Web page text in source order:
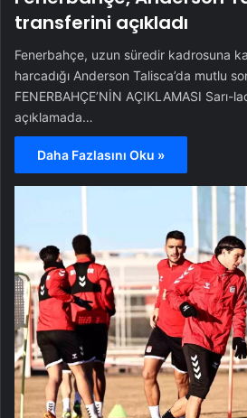
transferini açıkladı
Fenerbahçe, uzun süredir kadrosuna
harcadığı Anderson Talisca’da mutlu
FENERBAHÇE’NİN AÇIKLAMASI Sarı-
açıklamada…
Daha Fazlasını Oku »